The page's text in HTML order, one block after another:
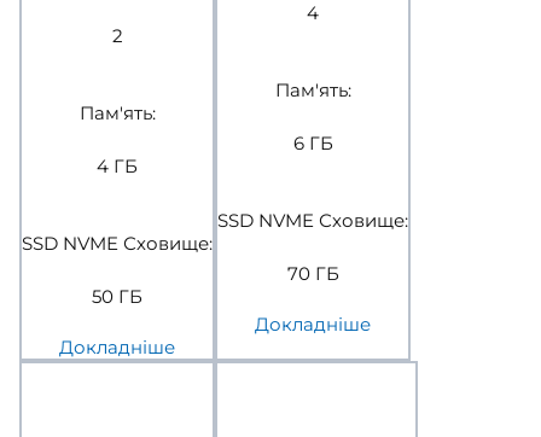
2
Пам'ять:
4 ГБ
SSD NVME Сховище:
50 ГБ
Докладніше
4
Пам'ять:
6 ГБ
SSD NVME Сховище:
70 ГБ
Докладніше